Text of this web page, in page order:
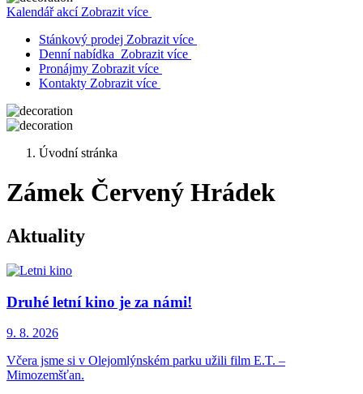
Kalendář akcí Zobrazit více
Stánkový prodej Zobrazit více
Denní nabídka Zobrazit více
Pronájmy Zobrazit více
Kontakty Zobrazit více
Úvodní stránka
Zámek Červený Hrádek
Aktuality
Druhé letní kino je za námi!
9. 8. 2026
Včera jsme si v Olejomlýnském parku užili film E.T. –
Mimozemšťan.